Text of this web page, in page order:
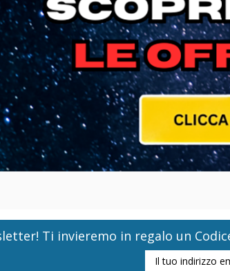
Ti invieremo in regalo un